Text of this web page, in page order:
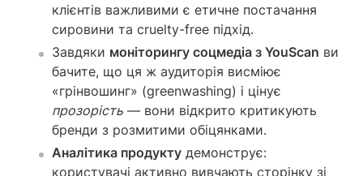
клієнтів важливими є етичне постачання
сировини та cruelty-free підхід.
Завдяки моніторингу соцмедіа з YouScan ви
бачите, що ця ж аудиторія висміює
«грінвошинг» (greenwashing) і цінує
прозорість — вони відкрито критикують
бренди з розмитими обіцянками.
Аналітика продукту демонструє:
користувачі активно вивчають сторінку зі